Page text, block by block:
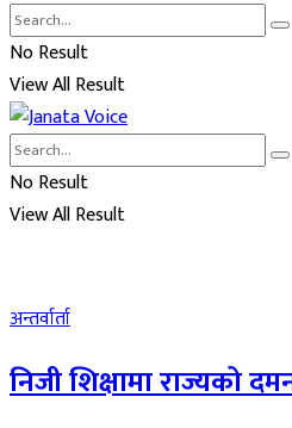
No Result
View All Result
No Result
View All Result
अन्तर्वार्ता
निजी शिक्षामा राज्यको